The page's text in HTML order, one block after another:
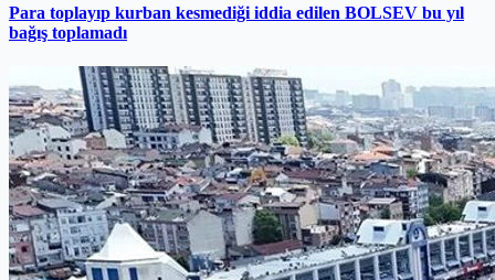
Para toplayıp kurban kesmediği iddia edilen BOLSEV bu yıl
bağış toplamadı